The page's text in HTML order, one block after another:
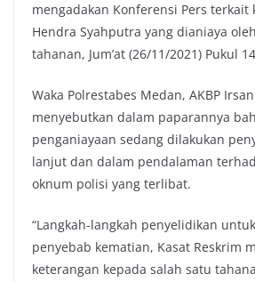
mengadakan Konferensi Pers
Hendra Syahputra yang dianiaya
tahanan, Jum’at (26/11/2021) Pukul
Waka Polrestabes Medan, AKBP
menyebutkan dalam paparannya
penganiayaan sedang dilakukan
lanjut dan dalam pendalaman
oknum polisi yang terlibat.
“Langkah-langkah penyelidikan
penyebab kematian, Kasat Reskrim
keterangan kepada salah satu